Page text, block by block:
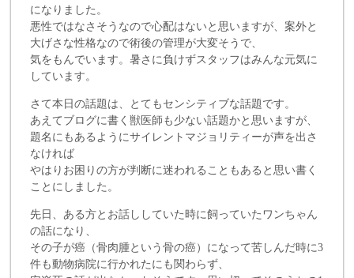
になりました。
悪性ではなさそうなので心配はないと思いますが、案外と
大げさな性格なので術後の管理が大変そうで、
気をもんでいます。暑さに負けずスタッフはみんな元気に
しています。
さて本日の話題は、とてもセンシティブな話題です。
あえてブログに書く獣医師も少ない話題かと思いますが、
題名にもあるようにサイレントマジョリティーが声を出さ
なければ
やはりお困りの方が判断に迷われることもあると思い書く
ことにしました。
先日、ある方とお話ししていた時に飼っていたワンちゃん
の話になり、
その子が癌（骨肉腫という骨の癌）になって苦しんだ時に3
件も動物病院に行かれたにも関わらず、